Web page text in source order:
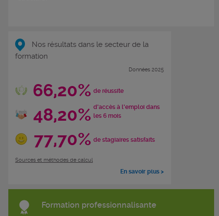
Nos résultats dans le secteur de la
formation
Données 2025
66,20% de réussite
48,20% d'accès à l'emploi dans
les 6 mois
77,70% de stagiaires satisfaits
Sources et méthodes de calcul
En savoir plus >
Formation professionnalisante